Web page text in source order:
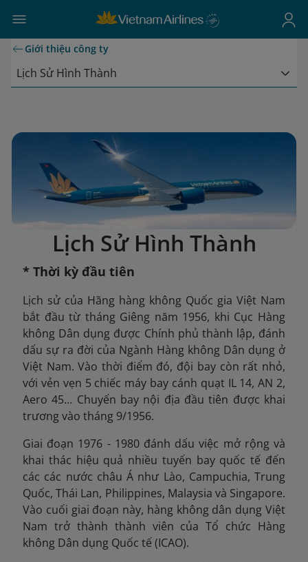
Giới thiệu công ty
Lịch Sử Hình Thành
Lịch Sử Hình Thành
* Thời kỳ đầu tiên
Lịch sử của Hãng hàng không Quốc gia Việt Nam
bắt đầu từ tháng Giêng năm 1956, khi Cục Hàng
không Dân dụng được Chính phủ thành lập, đánh
dấu sự ra đời của Ngành Hàng không Dân dụng ở
Việt Nam. Vào thời điểm đó, đội bay còn rất nhỏ,
với vẻn vẹn 5 chiếc máy bay cánh quạt IL 14, AN 2,
Aero 45… Chuyến bay nội địa đầu tiên được khai
trương vào tháng 9/1956.
Giai đoạn 1976 - 1980 đánh dấu việc mở rộng và
khai thác hiệu quả nhiều tuyến bay quốc tế đến
các các nước châu Á như Lào, Campuchia, Trung
Quốc, Thái Lan, Philippines, Malaysia và Singapore.
Vào cuối giai đoạn này, hàng không dân dụng Việt
Nam trở thành thành viên của Tổ chức Hàng
không Dân dụng Quốc tế (ICAO).